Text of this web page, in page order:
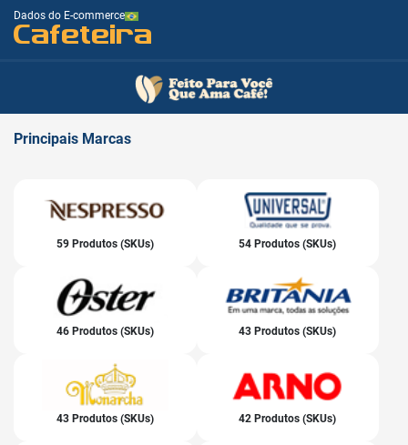
Dados do E-commerce
Cafeteira
Principais Marcas
59 Produtos (SKUs) 54 Produtos (SKUs)
46 Produtos (SKUs) 43 Produtos (SKUs)
43 Produtos (SKUs) 42 Produtos (SKUs)